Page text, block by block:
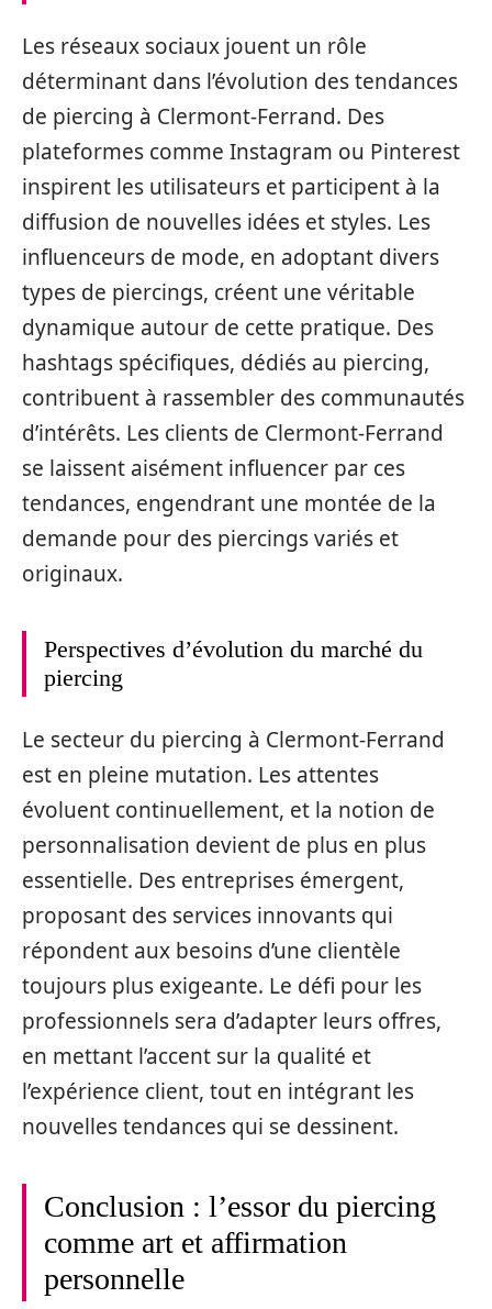
Les réseaux sociaux jouent un rôle
déterminant dans l’évolution des tendances
de piercing à Clermont-Ferrand. Des
plateformes comme Instagram ou Pinterest
inspirent les utilisateurs et participent à la
diffusion de nouvelles idées et styles. Les
influenceurs de mode, en adoptant divers
types de piercings, créent une véritable
dynamique autour de cette pratique. Des
hashtags spécifiques, dédiés au piercing,
contribuent à rassembler des communautés
d’intérêts. Les clients de Clermont-Ferrand
se laissent aisément influencer par ces
tendances, engendrant une montée de la
demande pour des piercings variés et
originaux.
Perspectives d’évolution du marché du
piercing
Le secteur du piercing à Clermont-Ferrand
est en pleine mutation. Les attentes
évoluent continuellement, et la notion de
personnalisation devient de plus en plus
essentielle. Des entreprises émergent,
proposant des services innovants qui
répondent aux besoins d’une clientèle
toujours plus exigeante. Le défi pour les
professionnels sera d’adapter leurs offres,
en mettant l’accent sur la qualité et
l’expérience client, tout en intégrant les
nouvelles tendances qui se dessinent.
Conclusion : l’essor du piercing
comme art et affirmation
personnelle